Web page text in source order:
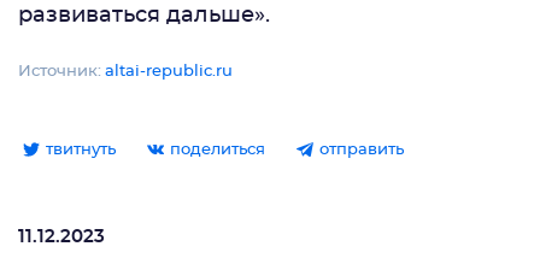
развиваться дальше».
Источник: altai-republic.ru
твитнуть поделиться отправить
11.12.2023